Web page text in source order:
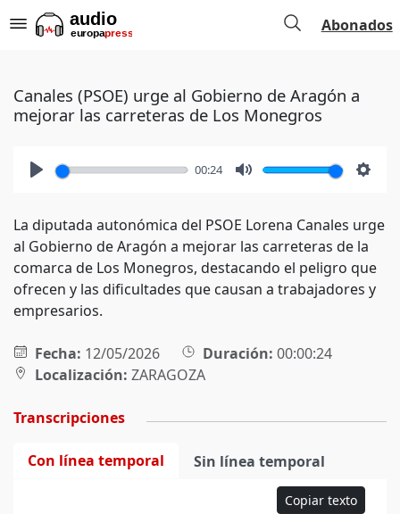
Abonados
Canales (PSOE) urge al Gobierno de Aragón a
mejorar las carreteras de Los Monegros
00:24
La diputada autonómica del PSOE Lorena Canales urge
al Gobierno de Aragón a mejorar las carreteras de la
comarca de Los Monegros, destacando el peligro que
ofrecen y las dificultades que causan a trabajadores y
empresarios.
Fecha: 12/05/2026 Duración: 00:00:24
Localización: ZARAGOZA
Transcripciones
Con línea temporal Sin línea temporal
Copiar texto